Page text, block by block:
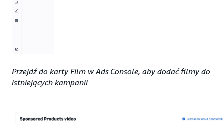
Przejdź do karty Film w Ads Console, aby dodać filmy do
istniejących kampanii